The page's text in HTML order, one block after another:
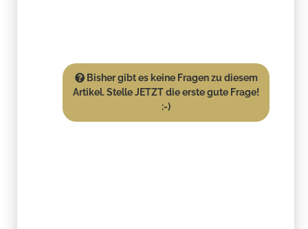
Bisher gibt es keine Fragen zu diesem
Artikel. Stelle JETZT die erste gute Frage!
:-)